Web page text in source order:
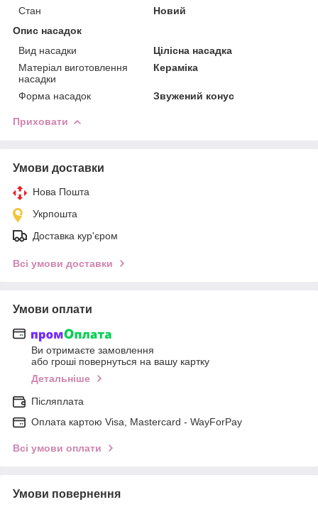
Стан
Новий
Опис насадок
Вид насадки
Цілісна насадка
Матеріал виготовлення
насадки
Кераміка
Форма насадок Звужений конус
Приховати
Умови доставки
Нова Пошта
Укрпошта
Доставка кур'єром
Всі умови доставки
Умови оплати
Ви отримаєте замовлення
або гроші повернуться на вашу картку
Детальніше
Післяплата
Оплата картою Visa, Mastercard - WayForPay
Всі умови оплати
Умови повернення